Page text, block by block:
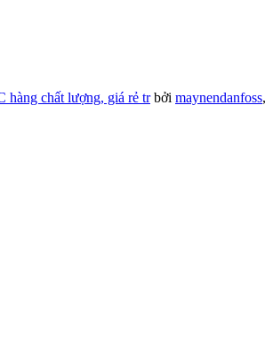
hàng chất lượng, giá rẻ tr bởi maynendanfoss,